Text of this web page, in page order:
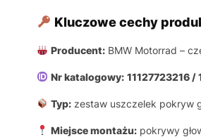
Kluczowe cechy
Producent:BMW Motorrad –
Nr katalogowy: 11127723216
Typ:zestaw uszczelek pokryw
Miejsce montażu:pokrywy